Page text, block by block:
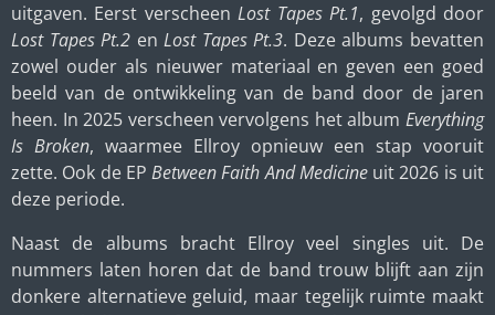
uitgaven. Eerst verscheenLost Tapes Pt.1, gevolgd door
Lost Tapes Pt.2 enLost Tapes Pt.3. Deze albums bevatten
zowel ouder als nieuwer materiaal en geven een goed
beeld van de ontwikkeling van de band door de jaren
heen. In 2025 verscheen vervolgens het album Everything
Is Broken, waarmee Ellroy opnieuw een stap vooruit
zette. Ook de EPBetween Faith And Medicineuit 2026 is uit
deze periode.
Naast de albums bracht Ellroy veel singles uit. De
nummers laten horen dat de band trouw blijft aan zijn
donkere alternatieve geluid, maar tegelijk ruimte maakt